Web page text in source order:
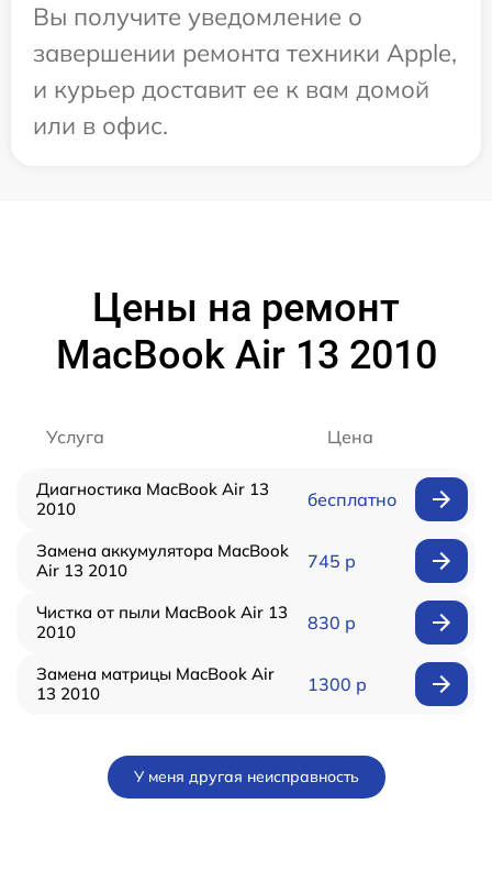
Вы получите уведомление о
завершении ремонта техники Apple,
и курьер доставит ее к вам домой
или в офис.
Цены на ремонт
MacBook Air 13 2010
Услуга Цена
Диагностика MacBook Air 13
2010
бесплатно
Замена аккумулятора MacBook
Air 13 2010
745 р
Чистка от пыли MacBook Air 13
2010
830 р
Замена матрицы MacBook Air
13 2010
1300 р
У меня другая неисправность